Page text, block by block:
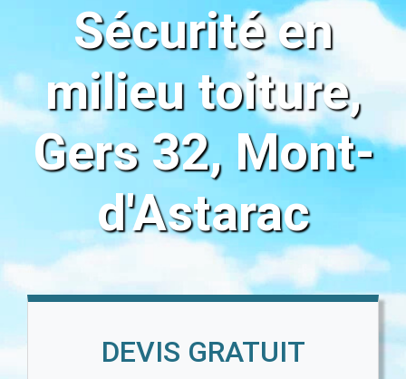
Sécurité en
milieu toiture,
Gers 32, Mont-
d'Astarac
DEVIS GRATUIT